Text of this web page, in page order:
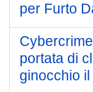
per Furto
portata di
ginocchio